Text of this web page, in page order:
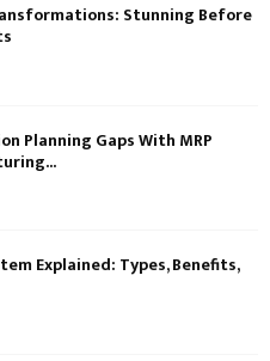
Stunning Before
Planning Gaps With MRP
Explained: Types, Benefits,